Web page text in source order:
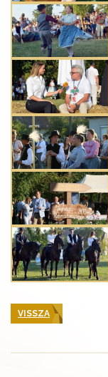
VISSZA